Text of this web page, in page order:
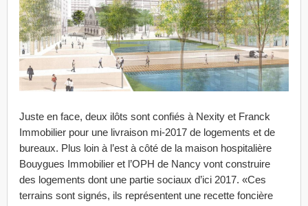
Juste en face, deux ilôts sont confiés à Nexity et Franck
Immobilier pour une livraison mi-2017 de logements et de
bureaux. Plus loin à l’est à côté de la maison hospitalière
Bouygues Immobilier et l’OPH de Nancy vont construire
des logements dont une partie sociaux d’ici 2017. «Ces
terrains sont signés, ils représentent une recette foncière